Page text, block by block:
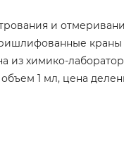
и
химико-
объем 1 мл, цена